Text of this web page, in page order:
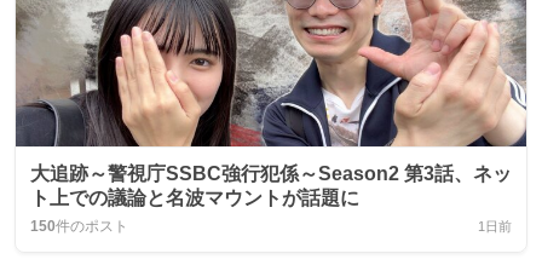
大追跡～警視庁SSBC強行犯係～Season2 第3話、ネッ
ト上での議論と名波マウントが話題に
150件のポスト 1日前